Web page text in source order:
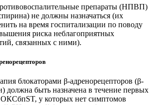
препараты (НПВП)
не должны назначаться (их
на время госпитализации по поводу
риска неблагоприятных
связанных с ними).
блокаторами β-адрено­рецепторов (β-
должна быть назначена в течение первых
ОКСбпST, у которых нет симптомов